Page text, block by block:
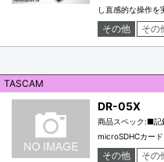
し直感的な操作
その他 その
TASCAM
DR-05X
商品スペック:■記
microSDHCカー
その他 その